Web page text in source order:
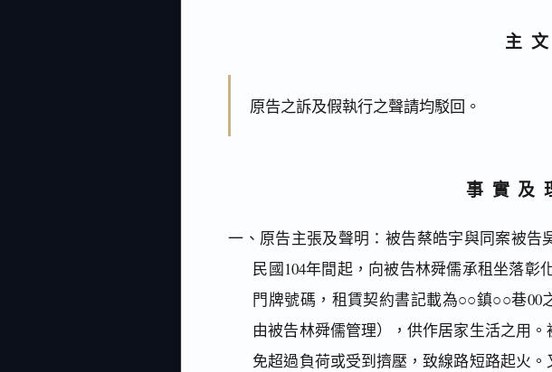
主文
原告之訴及假執行之聲請均駁回。
事實及
一、原告主張及聲明：被告蔡皓宇與同案被
民國104年間起，向被告林舜儒承租坐落彰
門牌號碼，租賃契約書記載為○○鎮○○巷00
由被告林舜儒管理），供作居家生活之用
免超過負荷或受到擠壓，致線路短路起火